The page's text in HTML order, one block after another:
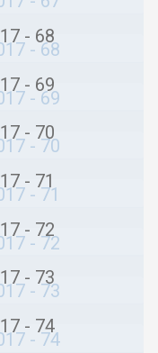
- 68
- 69
- 70
- 71
- 72
- 73
- 74